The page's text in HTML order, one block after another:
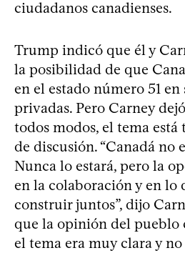
ciudadanos canadienses.
Trump indicó que él y
la posibilidad de que
en el estado número 51
privadas. Pero Carney
todos modos, el tema
de discusión. “Canadá no
Nunca lo estará, pero la
en la colaboración y en lo
construir juntos”, dijo
que la opinión del pueblo
el tema era muy clara y